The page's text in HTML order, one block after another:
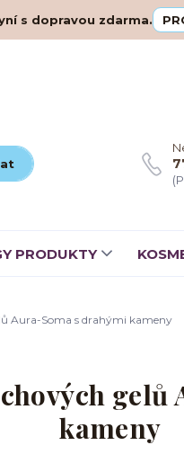
s dopravou zdarma.
PRODUKTY
Aura-Soma s drahými kameny
kameny